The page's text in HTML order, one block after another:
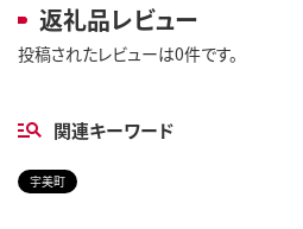
返礼品レビュー
投稿されたレビューは0件です。
関連キーワード
宇美町